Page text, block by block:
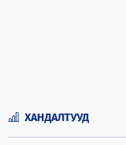
ХАНДАЛТУУД